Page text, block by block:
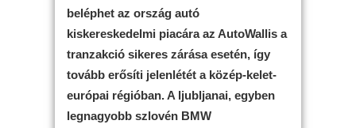
beléphet az ország autó
kiskereskedelmi piacára az AutoWallis a
tranzakció sikeres zárása esetén, így
tovább erősíti jelenlétét a közép-kelet-
európai régióban. A ljubljanai, egyben
legnagyobb szlovén BMW